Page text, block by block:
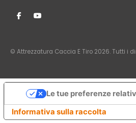
© Attrezzatura Caccia E Tiro 2026. Tutti i
Informativa sulla raccolta
Le tue preferenze